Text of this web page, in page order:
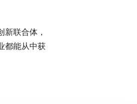
联合体，
都能从中获